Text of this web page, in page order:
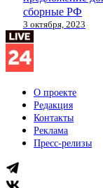
сборные РФ
3 октября, 2023
О проекте
Редакция
Контакты
Реклама
Пресс-релизы